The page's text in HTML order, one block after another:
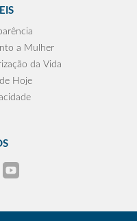
a Mulher
da Vida
Hoje